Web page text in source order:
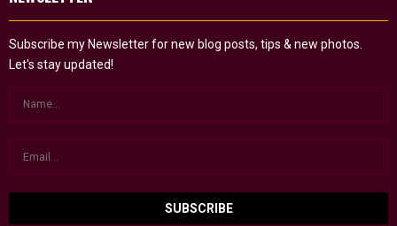
Subscribe my Newsletter for new blog posts, tips & new photos.
Let's stay updated!